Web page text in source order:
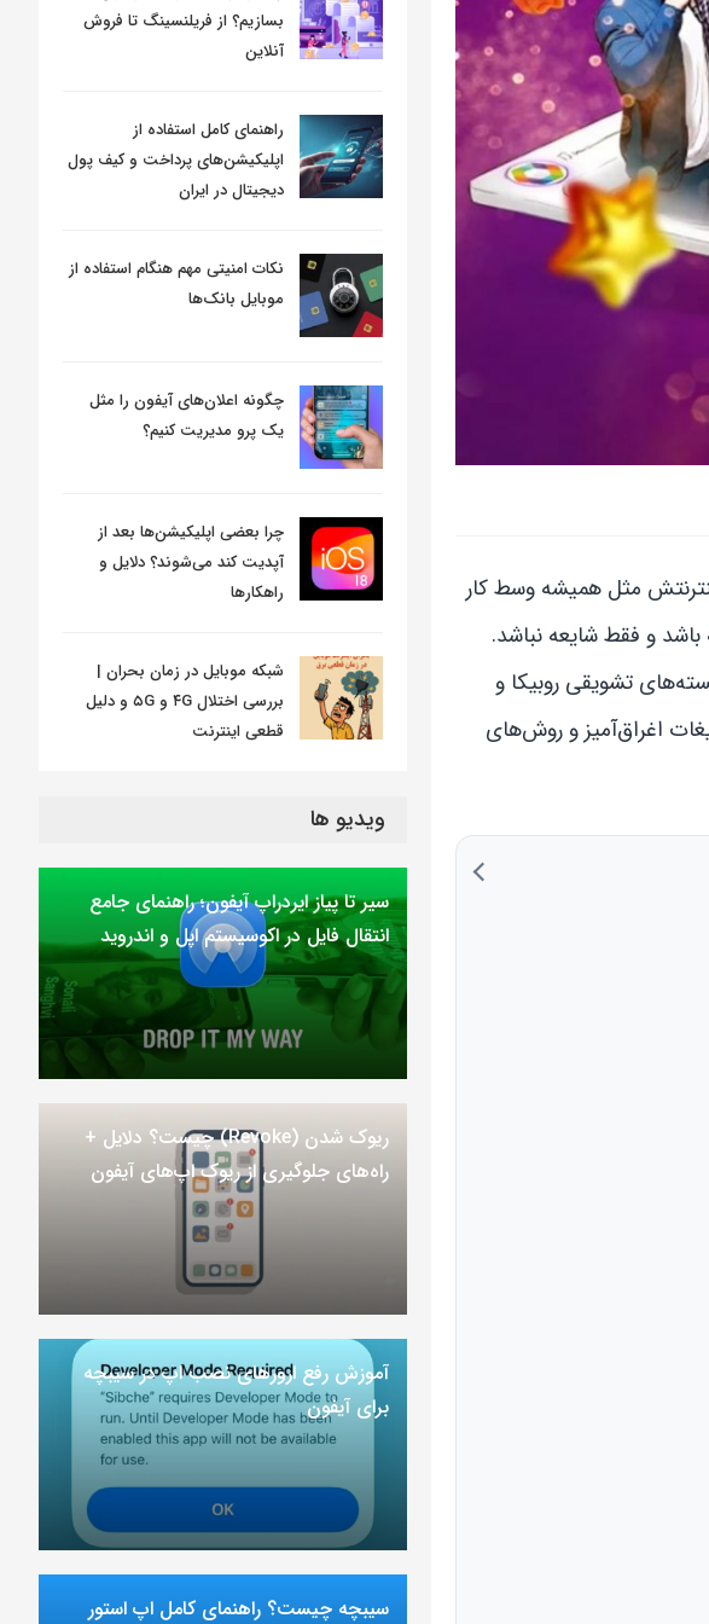
مثل همیشه وسط کار
باشد و فقط شایعه نباشد.
تشویقی روبیکا و
اغراق‌آمیز و روش‌های
بسازیم؟ از فریلنسینگ تا فروش
آنلاین
راهنمای کامل استفاده از
اپلیکیشن‌های پرداخت و کیف پول
دیجیتال در ایران
نکات امنیتی مهم هنگام استفاده از
موبایل بانک‌ها
چگونه اعلان‌های آیفون را مثل
یک پرو مدیریت کنیم؟
چرا بعضی اپلیکیشن‌ها بعد از
آپدیت کند می‌شوند؟ دلایل و
راهکارها
شبکه موبایل در زمان بحران |
بررسی اختلال ۴G و ۵G و دلیل
قطعی اینترنت
ویدیو ها
سیر تا پیاز ایردراپ آیفون؛ راهنمای جامع
انتقال فایل در اکوسیستم اپل و اندروید
ریوک شدن (Revoke) چیست؟ دلایل +
راه‌های جلوگیری از ریوک اپ‌های آیفون
آموزش رفع ارور‌های نصب اپ در سیبچه
برای آیفون
سیبچه چیست؟ راهنمای کامل اپ استور